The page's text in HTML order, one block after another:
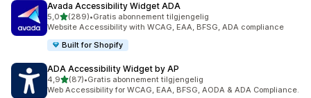
Avada Accessibility Widget ADA
5,0av 5 stjerner
(289)
Totalt 289 omtaler
•Gratis abonnement tilgjengelig
Website Accessibility with WCAG, EAA, BFSG, ADA compliance
Built for Shopify
ADA Accessibility Widget by AP
4,9av 5 stjerner
(87)
Totalt 87 omtaler
•Gratis abonnement tilgjengelig
Web Accessibility for WCAG, EAA, BFSG, AODA & ADA Compliance.